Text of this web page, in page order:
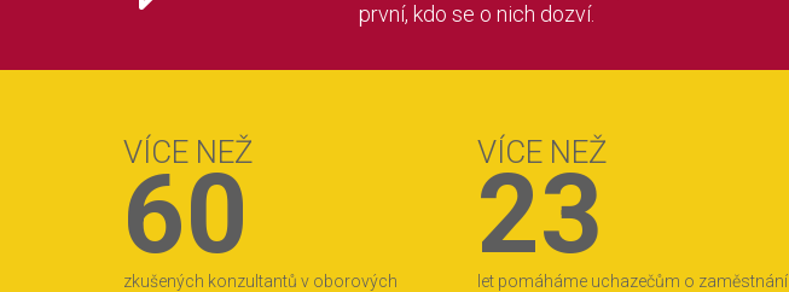
první, kdo se o nich dozví.
VÍCE NEŽ
60
zkušených konzultantů v oborových
VÍCE NEŽ
23
let pomáháme uchazečům o zaměstnání